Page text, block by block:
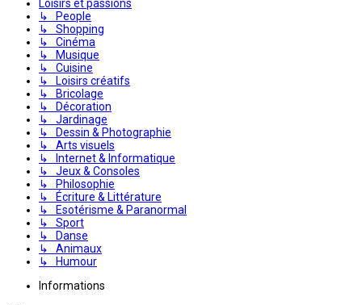
Loisirs et passions
↳ People
↳ Shopping
↳ Cinéma
↳ Musique
↳ Cuisine
↳ Loisirs créatifs
↳ Bricolage
↳ Décoration
↳ Jardinage
↳ Dessin & Photographie
↳ Arts visuels
↳ Internet & Informatique
↳ Jeux & Consoles
↳ Philosophie
↳ Écriture & Littérature
↳ Esotérisme & Paranormal
↳ Sport
↳ Danse
↳ Animaux
↳ Humour
Informations